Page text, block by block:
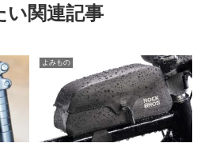
い関連記事
よみもの